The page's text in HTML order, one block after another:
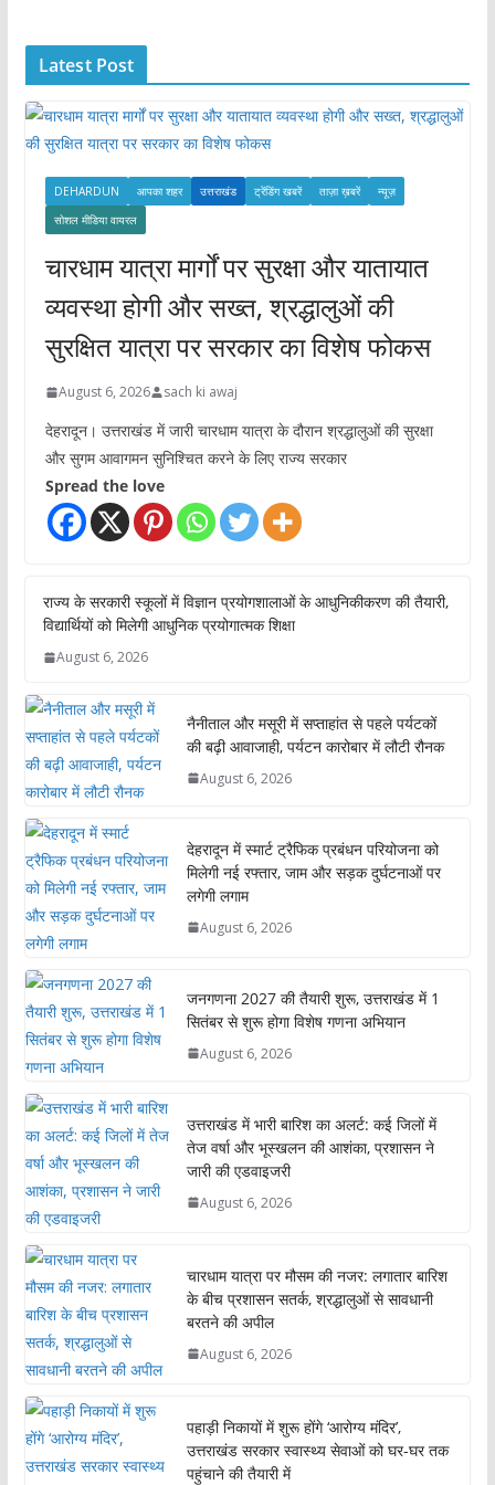
e
s
Latest Post
DEHARDUN आपका शहर उत्तराखंड ट्रेंडिंग खबरें ताज़ा ख़बरें
न्यूज़
सोशल मीडिया वायरल
चारधाम यात्रा मार्गों पर सुरक्षा और यातायात
व्यवस्था होगी और सख्त, श्रद्धालुओं की
सुरक्षित यात्रा पर सरकार का विशेष फोकस
August 6, 2026 sach ki awaj
देहरादून। उत्तराखंड में जारी चारधाम यात्रा के दौरान श्रद्धालुओं की सुरक्षा
और सुगम आवागमन सुनिश्चित करने के लिए राज्य सरकार
Spread the love
राज्य के सरकारी स्कूलों में विज्ञान प्रयोगशालाओं के आधुनिकीकरण की तैयारी,
विद्यार्थियों को मिलेगी आधुनिक प्रयोगात्मक शिक्षा
August 6, 2026
नैनीताल और मसूरी में सप्ताहांत से पहले पर्यटकों
की बढ़ी आवाजाही, पर्यटन कारोबार में लौटी रौनक
August 6, 2026
देहरादून में स्मार्ट ट्रैफिक प्रबंधन परियोजना को
मिलेगी नई रफ्तार, जाम और सड़क दुर्घटनाओं पर
लगेगी लगाम
August 6, 2026
जनगणना 2027 की तैयारी शुरू, उत्तराखंड में 1
सितंबर से शुरू होगा विशेष गणना अभियान
August 6, 2026
उत्तराखंड में भारी बारिश का अलर्ट: कई जिलों में
तेज वर्षा और भूस्खलन की आशंका, प्रशासन ने
जारी की एडवाइजरी
August 6, 2026
चारधाम यात्रा पर मौसम की नजर: लगातार बारिश
के बीच प्रशासन सतर्क, श्रद्धालुओं से सावधानी
बरतने की अपील
August 6, 2026
पहाड़ी निकायों में शुरू होंगे ‘आरोग्य मंदिर’,
उत्तराखंड सरकार स्वास्थ्य सेवाओं को घर-घर तक
पहुंचाने की तैयारी में